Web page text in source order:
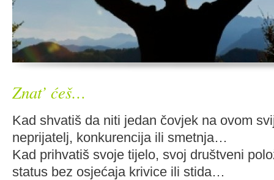
Znat’ ćeš…
Kad shvatiš da niti jedan čovjek na ovom
neprijatelj, konkurencija ili smetnja…
Kad prihvatiš svoje tijelo, svoj društveni
status bez osjećaja krivice ili stida…